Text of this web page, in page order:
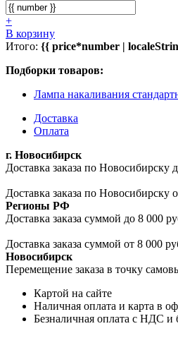
+
В корзину
Итого: {{ price*number |
Подборки товаров:
Лампа накаливания
Доставка
Оплата
г. Новосибирск
Доставка заказа по Новосибирску
Доставка заказа по Новосибирску
Регионы РФ
Доставка заказа суммой до 8 000
Доставка заказа суммой от 8 000
Новосибирск
Перемещение заказа в точку
Картой на сайте
Наличная оплата и карта в
Безналичная оплата с НДС и